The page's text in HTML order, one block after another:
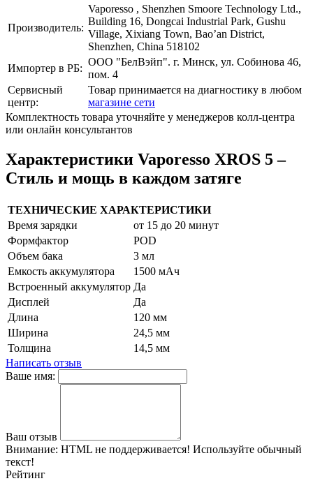
Производитель:
Vaporesso , Shenzhen Smoore Technology Ltd.,
Building 16, Dongcai Industrial Park, Gushu
Village, Xixiang Town, Bao’an District,
Shenzhen, China 518102
Импортер в РБ:
ООО "БелВэйп". г. Минск, ул. Собинова 46,
пом. 4
Сервисный
центр:
Товар принимается на диагностику в любом
магазине сети
Комплектность товара уточняйте у менеджеров колл-центра
или онлайн консультантов
Характеристики Vaporesso XROS 5 –
Стиль и мощь в каждом затяге
ТЕХНИЧЕСКИЕ ХАРАКТЕРИСТИКИ
Время зарядки
от 15 до 20 минут
Формфактор
POD
Объем бака
3 мл
Емкость аккумулятора
1500 мАч
Встроенный аккумулятор Да
Дисплей
Да
Длина
120 мм
Ширина
24,5 мм
Толщина
14,5 мм
Написать отзыв
Ваше имя:
Ваш отзыв
Внимание: HTML не поддерживается! Используйте обычный
текст!
Рейтинг